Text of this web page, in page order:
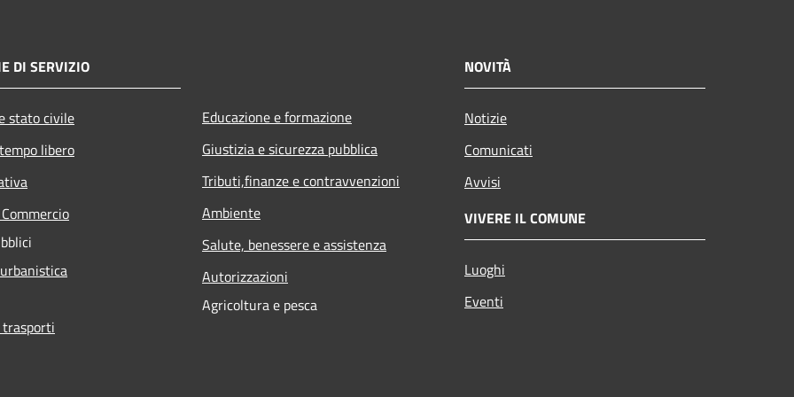
DI SERVIZIO
stato civile
libero
Educazione e formazione
Giustizia e sicurezza pubblica
Tributi,finanze e contravvenzioni
Ambiente
Salute, benessere e assistenza
Autorizzazioni
Agricoltura e pesca
NOVITÀ
Notizie
Comunicati
Avvisi
VIVERE IL COMUNE
Luoghi
Eventi